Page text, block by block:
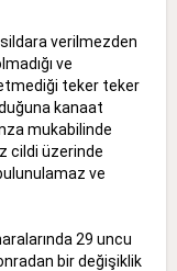
verilmezden
ve
teker teker
kanaat
mukabilinde
cildi üzerinde
ve
29 uncu
bir değişiklik